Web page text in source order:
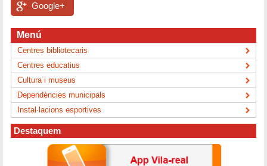
Google+
Menú
Centres bibliotecaris
Centres educatius
Cultura i museus
Dependències municipals
Instal·lacions esportives
Destaquem